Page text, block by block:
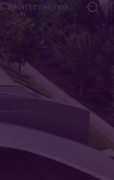
Строительство